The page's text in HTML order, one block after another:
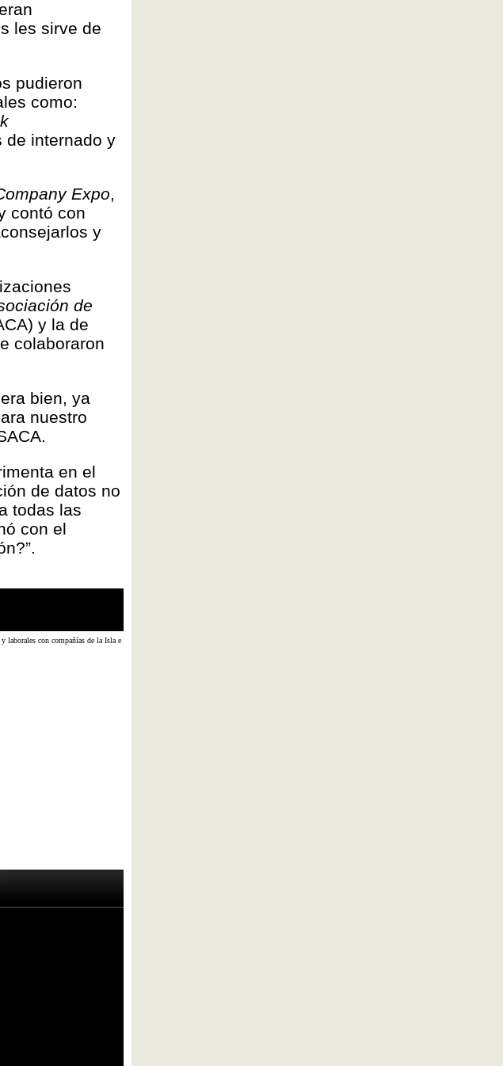
les sirve de
pudieron
como:
de internado y
Expo,
contó con
y
de
y la de
colaboraron
bien, ya
nuestro
en el
de datos no
todas las
con el
laborales con compañías de la Isla e